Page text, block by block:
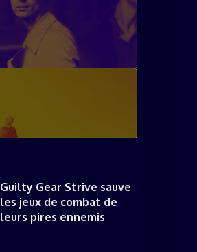
Guilty Gear Strive sauve
les jeux de combat de
leurs pires ennemis